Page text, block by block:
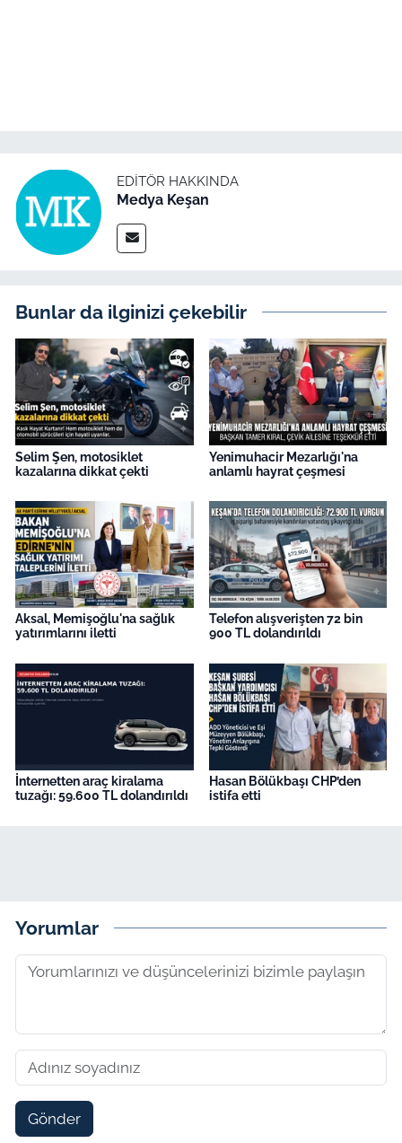
EDITÖR HAKKINDA
Medya Keşan
Bunlar da ilginizi çekebilir
Selim Şen, motosiklet
kazalarına dikkat çekti
Yenimuhacir Mezarlığı'na
anlamlı hayrat çeşmesi
Aksal, Memişoğlu'na sağlık
yatırımlarını iletti
Telefon alışverişten 72 bin
900 TL dolandırıldı
İnternetten araç kiralama
tuzağı: 59.600 TL dolandırıldı
Hasan Bölükbaşı CHP’den
istifa etti
Yorumlar
Gönder
Genel
Politika
Dış Haberler
Magazin
İş Dünyası
Bilim Teknoloji
English News
Canlı Maç
Finans
Gündem-Eğitim